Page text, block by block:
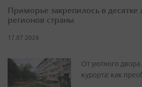
Приморье закрепилось в десятке
регионов страны
17.07.2026
От уютного
курорта: как